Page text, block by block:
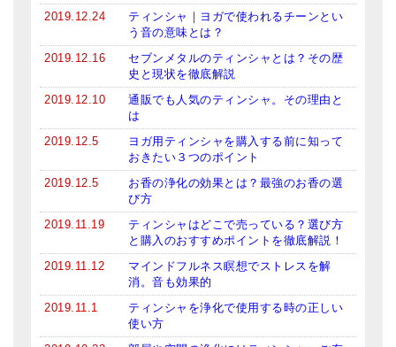
2019.12.24
ティンシャ｜ヨガで使われるチーンとい
う音の意味とは？
2019.12.16
セブンメタルのティンシャとは？その歴
史と現状を徹底解説
2019.12.10
通販でも人気のティンシャ。その理由と
は
2019.12.5
ヨガ用ティンシャを購入する前に知って
おきたい３つのポイント
2019.12.5
お香の浄化の効果とは？最強のお香の選
び方
2019.11.19
ティンシャはどこで売っている？選び方
と購入のおすすめポイントを徹底解説！
2019.11.12
マインドフルネス瞑想でストレスを解
消。音も効果的
2019.11.1
ティンシャを浄化で使用する時の正しい
使い方